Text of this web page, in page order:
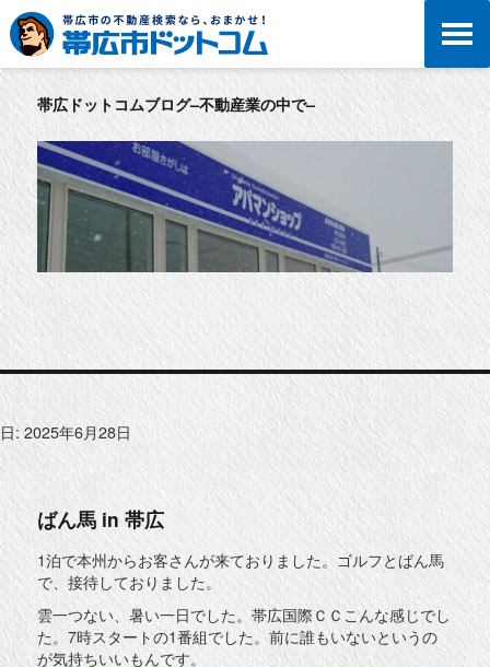
帯広ドットコムブログ–不動産業の中で–
日: 2025年6月28日
ばん馬 in 帯広
1泊で本州からお客さんが来ておりました。ゴルフとばん馬
で、接待しておりました。
雲一つない、暑い一日でした。帯広国際ＣＣこんな感じでし
た。7時スタートの1番組でした。前に誰もいないというの
が気持ちいいもんです。